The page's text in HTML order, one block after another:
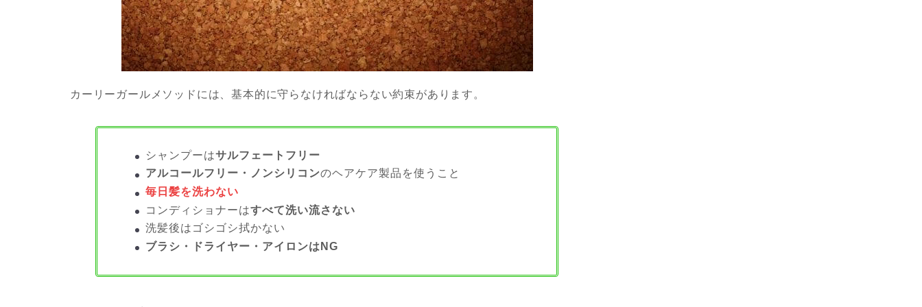
カーリーガールメソッドには、基本的に守らなければならない約束があります。
シャンプーはサルフェートフリー
アルコールフリー・ノンシリコンのヘアケア製品を使うこと
毎日髪を洗わない
コンディショナーはすべて洗い流さない
洗髪後はゴシゴシ拭かない
ブラシ・ドライヤー・アイロンはNG